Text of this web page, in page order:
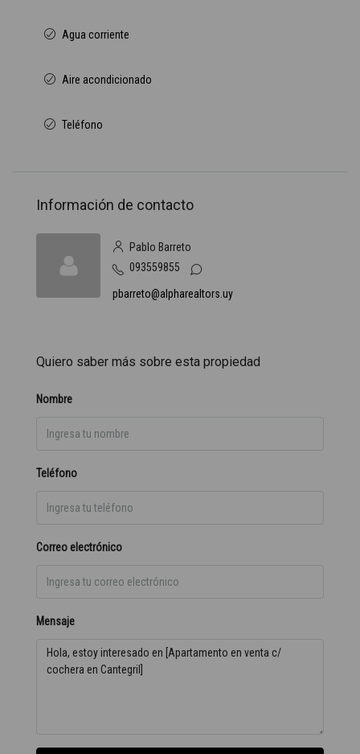
Agua corriente
Aire acondicionado
Teléfono
Información de contacto
Pablo Barreto
093559855
pbarreto@alpharealtors.uy
Quiero saber más sobre esta propiedad
Nombre
Teléfono
Correo electrónico
Mensaje